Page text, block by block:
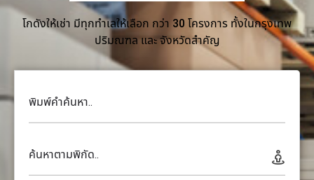
โกดังให้เช่า มีทุกทำเลให้เลือก กว่า 30 โครงการ ทั้งในกรุงเทพ
ปริมณฑล และ จังหวัดสำคัญ
พิมพ์คำค้นหา..
ค้นหาตามพิกัด..